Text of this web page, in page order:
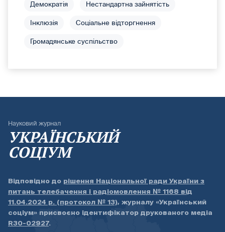
Демократія Нестандартна зайнятість
Інклюзія Соціальне відторгнення
Громадянське суспільство
Науковий журнал
УКРАЇНСЬКИЙ
СОЦІУМ
Відповідно до рішення Національної ради України з
питань телебачення і радіомовлення № 1168 від
11.04.2024 р. (протокол № 13), журналу «Український
соціум» присвоєно ідентифікатор друкованого медіа
R30-02927.